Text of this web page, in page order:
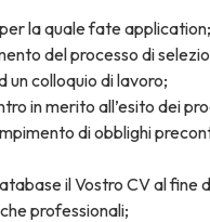
la quale fateapplication;
del processo di
colloquio di lavoro;
in merito all’esito dei
di obblighi
il Vostro CV al fine
professionali;